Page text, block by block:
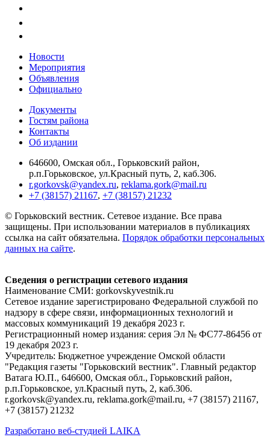
Новости
Мероприятия
Объявления
Официально
Документы
Гостям района
Контакты
Об издании
646600, Омская обл., Горьковский район,
р.п.Горьковское, ул.Красный путь, 2, каб.306.
r.gorkovsk@yandex.ru, reklama.gork@mail.ru
+7 (38157) 21167, +7 (38157) 21232
© Горьковский вестник. Сетевое издание. Все права
защищены. При использовании материалов в публикациях
ссылка на сайт обязательна. Порядок обработки персональных
данных на сайте.
Сведения о регистрации сетевого издания
Наименование СМИ: gorkovskyvestnik.ru
Сетевое издание зарегистрировано Федеральной службой по
надзору в сфере связи, информационных технологий и
массовых коммуникаций 19 декабря 2023 г.
Регистрационный номер издания: серия Эл № ФС77-86456 от
19 декабря 2023 г.
Учредитель: Бюджетное учреждение Омской области
"Редакция газеты "Горьковский вестник". Главный редактор
Ватага Ю.П., 646600, Омская обл., Горьковский район,
р.п.Горьковское, ул.Красный путь, 2, каб.306.
r.gorkovsk@yandex.ru, reklama.gork@mail.ru, +7 (38157) 21167,
+7 (38157) 21232
Разработано веб-студией LAIKA